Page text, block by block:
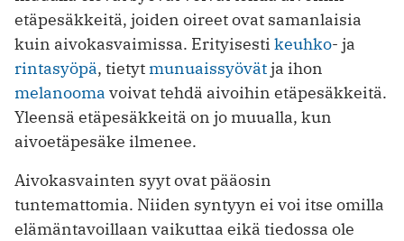
etäpesäkkeitä, joiden oireet ovat samanlaisia
kuin aivokasvaimissa. Erityisesti keuhko- ja
rintasyöpä, tietytmunuaissyövätja ihon
melanooma voivat tehdä aivoihin etäpesäkkeitä.
Yleensä etäpesäkkeitä on jo muualla, kun
aivoetäpesäke ilmenee.
Aivokasvainten syyt ovat pääosin
tuntemattomia. Niiden syntyyn ei voi itse omilla
elämäntavoillaan vaikuttaa eikä tiedossa ole